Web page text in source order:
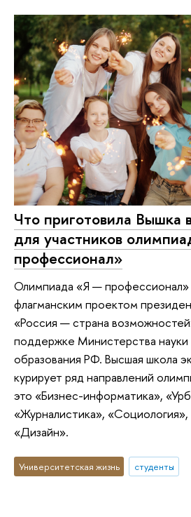
Что приготовила Вышка
для участников
профессионал»
Олимпиада «Я — профессионал»
флагманским проектом
«Россия — страна
поддержке Министерства науки
образования РФ. Высшая школа
курирует ряд направлений
это «Бизнес-информатика»,
«Журналистика»,
«Дизайн».
Университетская жизнь студенты